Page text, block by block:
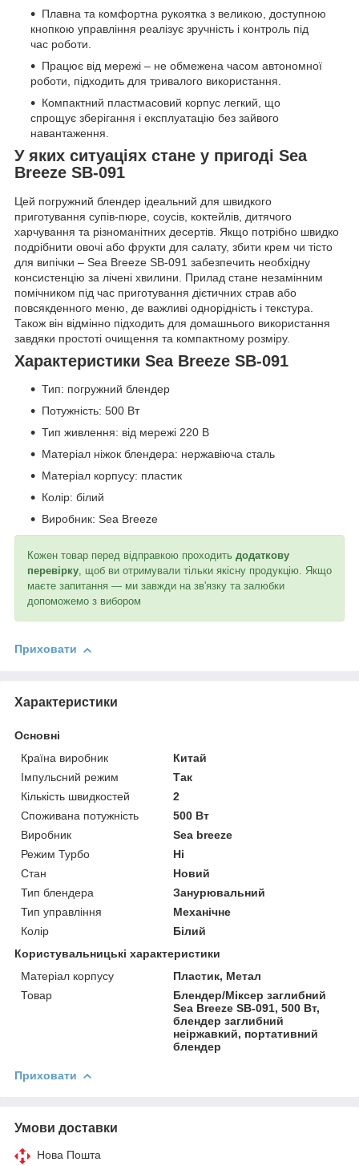
Плавна та комфортна рукоятка з великою, доступною
кнопкою управління реалізує зручність і контроль під
час роботи.
Працює від мережі – не обмежена часом автономної
роботи, підходить для тривалого використання.
Компактний пластмасовий корпус легкий, що
спрощує зберігання і експлуатацію без зайвого
навантаження.
У яких ситуаціях стане у пригоді Sea
Breeze SB-091
Цей погружний блендер ідеальний для швидкого
приготування супів-пюре, соусів, коктейлів, дитячого
харчування та різноманітних десертів. Якщо потрібно швидко
подрібнити овочі або фрукти для салату, збити крем чи тісто
для випічки – Sea Breeze SB-091 забезпечить необхідну
консистенцію за лічені хвилини. Прилад стане незамінним
помічником під час приготування дієтичних страв або
повсякденного меню, де важливі однорідність і текстура.
Також він відмінно підходить для домашнього використання
завдяки простоті очищення та компактному розміру.
Характеристики Sea Breeze SB-091
Тип: погружний блендер
Потужність: 500 Вт
Тип живлення: від мережі 220 В
Матеріал ніжок блендера: нержавіюча сталь
Матеріал корпусу: пластик
Колір: білий
Виробник: Sea Breeze
Кожен товар перед відправкою проходить додаткову
перевірку, щоб ви отримували тільки якісну продукцію. Якщо
маєте запитання — ми завжди на зв'язку та залюбки
допоможемо з вибором
Приховати
Характеристики
Основні
Країна виробник
Китай
Імпульсний режим
Так
Кількість швидкостей
2
Споживана потужність
500 Вт
Виробник
Sea breeze
Режим Турбо
Ні
Стан
Новий
Тип блендера
Занурювальний
Тип управління
Механічне
Колір
Білий
Користувальницькі характеристики
Матеріал корпусу
Пластик, Метал
Товар
Блендер/Міксер заглибний
Sea Breeze SB-091, 500 Вт,
блендер заглибний
неіржавкий, портативний
блендер
Приховати
Умови доставки
Нова Пошта